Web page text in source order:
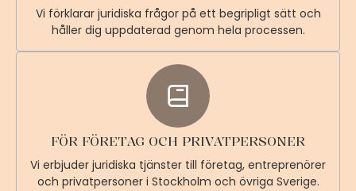
Vi förklarar juridiska frågor på ett begripligt sätt och
håller dig uppdaterad genom hela processen.
FÖR FÖRETAG OCH PRIVATPERSONER
Vi erbjuder juridiska tjänster till företag, entreprenörer
och privatpersoner i Stockholm och övriga Sverige.